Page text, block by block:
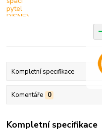
Kompletní specifikace
Komentáře 0
Kompletní specifikace